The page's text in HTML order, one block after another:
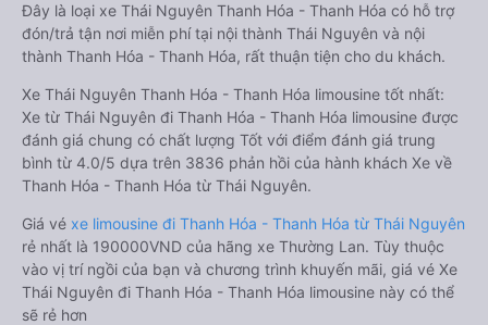
Đây là loại xe Thái Nguyên Thanh Hóa - Thanh Hóa có hỗ trợ
đón/trả tận nơi miễn phí tại nội thành Thái Nguyên và nội
thành Thanh Hóa - Thanh Hóa, rất thuận tiện cho du khách.
Xe Thái Nguyên Thanh Hóa - Thanh Hóa limousine tốt nhất:
Xe từ Thái Nguyên đi Thanh Hóa - Thanh Hóa limousine được
đánh giá chung có chất lượng Tốt với điểm đánh giá trung
bình từ 4.0/5 dựa trên 3836 phản hồi của hành khách Xe về
Thanh Hóa - Thanh Hóa từ Thái Nguyên.
Giá vé xe limousine đi Thanh Hóa - Thanh Hóa từ Thái Nguyên
rẻ nhất là 190000VND của hãng xe Thường Lan. Tùy thuộc
vào vị trí ngồi của bạn và chương trình khuyến mãi, giá vé Xe
Thái Nguyên đi Thanh Hóa - Thanh Hóa limousine này có thể
sẽ rẻ hơn